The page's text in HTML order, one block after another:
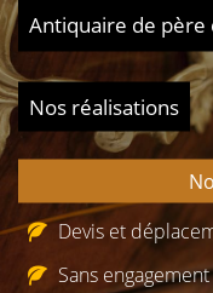
Antiquaire de père
Nos réalisations
Devis et
Sans engagement